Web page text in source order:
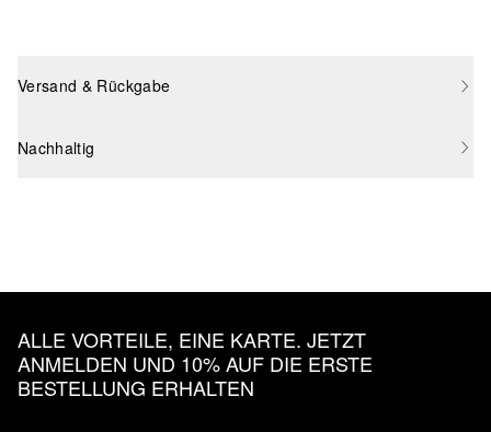
Versand & Rückgabe
Nachhaltig
ALLE VORTEILE, EINE KARTE. JETZT
ANMELDEN UND 10% AUF DIE ERSTE
BESTELLUNG ERHALTEN